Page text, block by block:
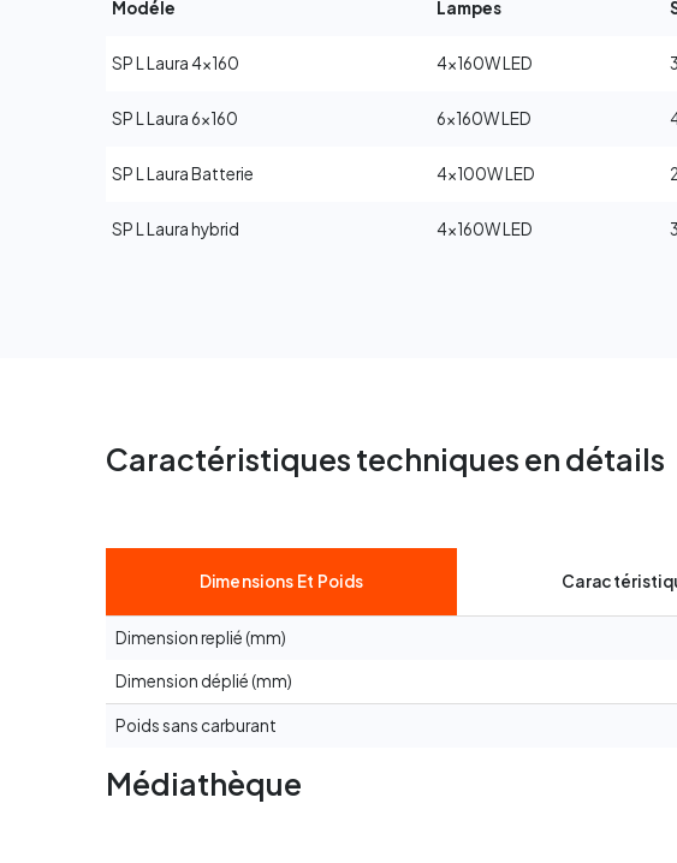
Modéle Lampes
SP L Laura 4x160 4x160W LED
SP L Laura 6x160 6x160W LED
SP L Laura Batterie 4x100W LED
SP L Laura hybrid 4x160W LED
Caractéristiques techniques en détails
Dimensions Et Poids
Dimension replié (mm)
Dimension déplié (mm)
Poids sans carburant
Médiathèque